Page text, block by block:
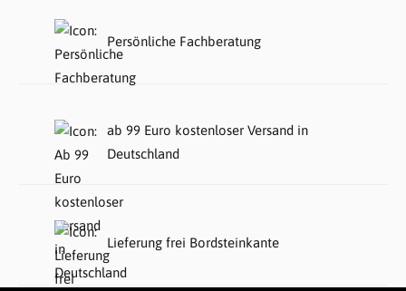
Persönliche Fachberatung
ab 99 Euro kostenloser Versand in
Deutschland
Lieferung frei Bordsteinkante